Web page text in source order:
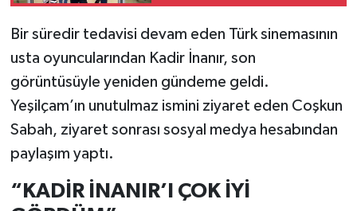
Bir süredir tedavisi devam eden Türk sinemasının
usta oyuncularından Kadir İnanır, son
görüntüsüyle yeniden gündeme geldi.
Yeşilçam’ın unutulmaz ismini ziyaret eden Coşkun
Sabah, ziyaret sonrası sosyal medya hesabından
paylaşım yaptı.
“KADİR İNANIR’I ÇOK İYİ